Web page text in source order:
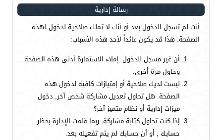
رسالة إدارية
أنت لم تسجل الدخول بعد أو أنك لا تملك صلاحية لدخول لهذه
الصفحة. هذا قد يكون عائداً لأحد هذه الأسباب:
أن غير مسجل للدخول. إملاء الاستمارة أدنى هذه الصفحة
وحاول مرة أخرى.
ليست لديك صلاحية أو إمتيازات كافية لدخول هذه
الصفحة. هل تحاول تعديل مشاركة شخص آخر, دخول
ميزات إدارية أو نظام متميز آخر؟
إذا كنت تحاول كتابة مشاركة, ربما قامت الإدارة بحظر
حسابك , أو أن حسابك لم يتم تفعيله بعد.